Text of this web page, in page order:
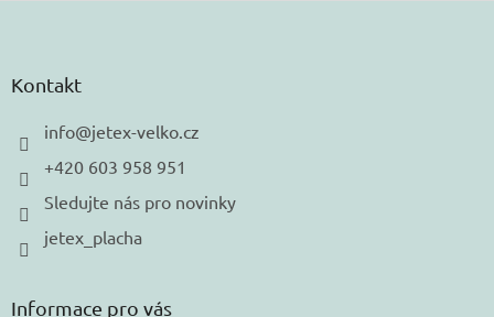
Kontakt
info@jetex-velko.cz
+420 603 958 951
Sledujte nás pro novinky
jetex_placha
Informace pro vás